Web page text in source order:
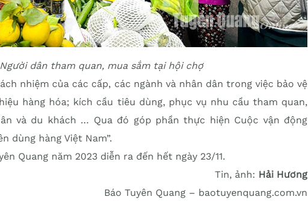
Người dân tham quan, mua sắm tại hội chợ
nhiệm của các cấp, các ngành và nhân dân trong việc bảo vệ
hàng hóa; kích cầu tiêu dùng, phục vụ nhu cầu tham quan,
và du khách … Qua đó góp phần thực hiện Cuộc vận động
dùng hàng Việt Nam”.
Quang năm 2023 diễn ra đến hết ngày 23/11.
Tin, ảnh: Hải Hương
Báo Tuyên Quang – baotuyenquang.com.vn